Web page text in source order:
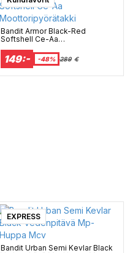
Bandit Armor Black-Red
Softshell Ce-Aa
149:- -48% 289 €
EXPRESS
Bandit Urban Semi Kevlar Black